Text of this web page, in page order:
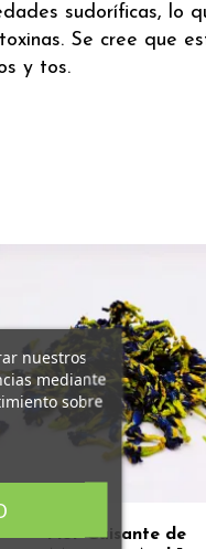
sudoríficas, lo
Se cree que
y tos.
Flor Guisante de
nuestros
mediante
sobre